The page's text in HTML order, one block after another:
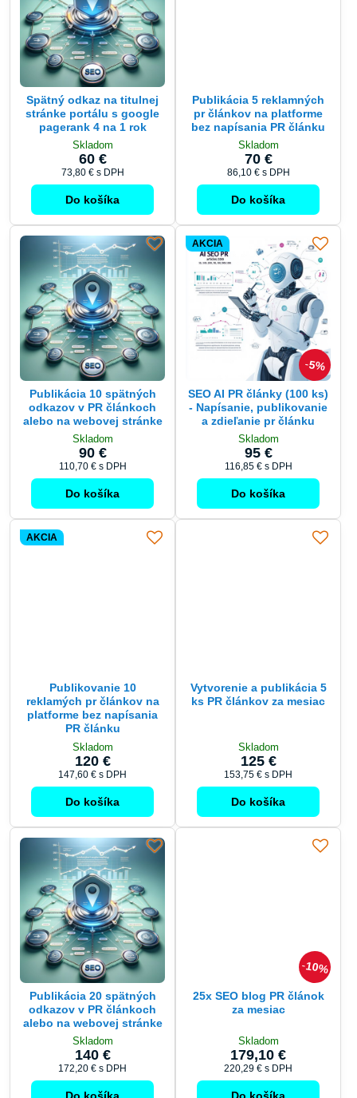
Spätný odkaz na titulnej
stránke portálu s google
pagerank 4 na 1 rok
Skladom
60 €
73,80 € s DPH
Do košíka
Publikácia 5 reklamných
pr článkov na platforme
bez napísania PR článku
Skladom
70 €
86,10 € s DPH
Do košíka
Publikácia 10 spätných
odkazov v PR článkoch
alebo na webovej stránke
Skladom
90 €
110,70 € s DPH
Do košíka
5%
AKCIA
SEO AI PR články (100 ks)
- Napísanie, publikovanie
a zdieľanie pr článku
Skladom
95 €
116,85 € s DPH
Do košíka
AKCIA
Publikovanie 10
reklamých pr článkov na
platforme bez napísania
PR článku
Skladom
120 €
147,60 € s DPH
Do košíka
Vytvorenie a publikácia 5
ks PR článkov za mesiac
Skladom
125 €
153,75 € s DPH
Do košíka
Publikácia 20 spätných
odkazov v PR článkoch
alebo na webovej stránke
Skladom
140 €
172,20 € s DPH
Do košíka
10%
25x SEO blog PR článok
za mesiac
Skladom
179,10 €
220,29 € s DPH
Do košíka